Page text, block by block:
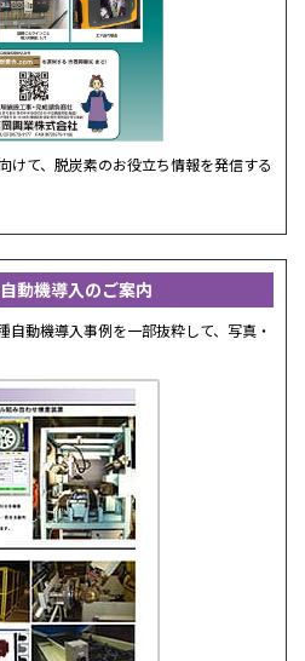
けて、脱炭素のお役立ち情報を発信する
動機導入のご案内
自動機導入事例を一部抜粋して、写真・